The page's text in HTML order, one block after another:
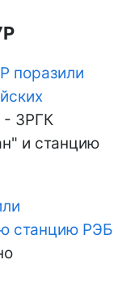
поразили
- ЗРГК
и станцию
станцию РЭБ